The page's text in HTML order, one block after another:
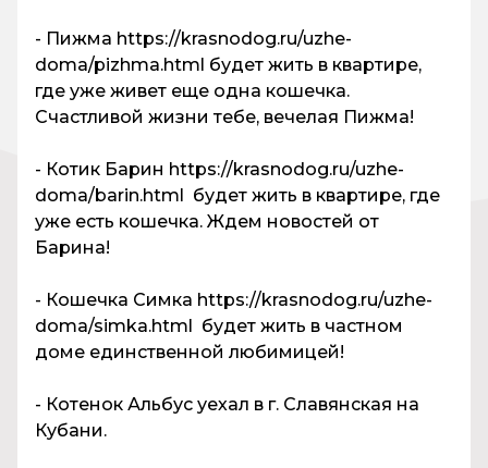
- Пижма https://krasnodog.ru/uzhe-
doma/pizhma.html будет жить в квартире,
где уже живет еще одна кошечка.
Счастливой жизни тебе, вечелая Пижма!
- Котик Барин https://krasnodog.ru/uzhe-
doma/barin.html будет жить в квартире, где
уже есть кошечка. Ждем новостей от
Барина!
- Кошечка Симка https://krasnodog.ru/uzhe-
doma/simka.html будет жить в частном
доме единственной любимицей!
- Котенок Альбус уехал в г. Славянская на
Кубани.